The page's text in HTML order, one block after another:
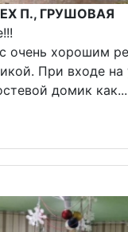
П., ГРУШОВАЯ
очень хорошим
При входе на
домик как...